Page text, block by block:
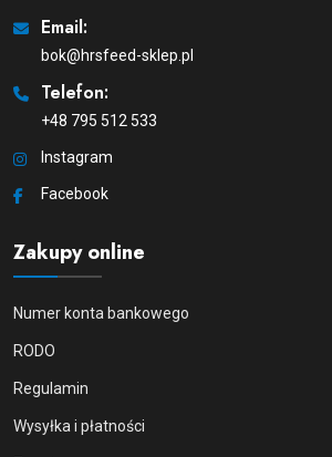
Email:
bok@hrsfeed-sklep.pl
Telefon:
+48 795 512 533
Instagram
Facebook
Zakupy online
Numer konta bankowego
RODO
Regulamin
Wysyłka i płatności